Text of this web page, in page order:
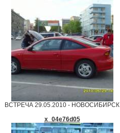
ВСТРЕЧА 29.05.2010 - НОВОСИБИРСК
x_04e76d05